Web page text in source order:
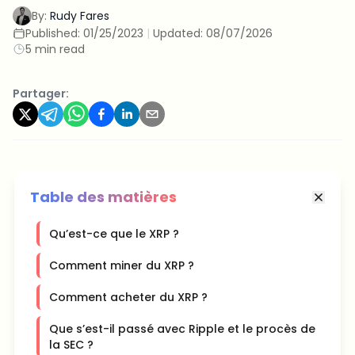
By: Rudy Fares
Published: 01/25/2023 | Updated: 08/07/2026
5 min read
Partager:
Table des matières
Qu’est-ce que le XRP ?
Comment miner du XRP ?
Comment acheter du XRP ?
Que s’est-il passé avec Ripple et le procès de
la SEC ?